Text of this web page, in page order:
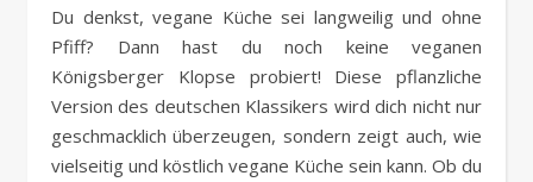
Du denkst, vegane Küche sei langweilig und ohne
Pfiff? Dann hast du noch keine veganen
Königsberger Klopse probiert! Diese pflanzliche
Version des deutschen Klassikers wird dich nicht nur
geschmacklich überzeugen, sondern zeigt auch, wie
vielseitig und köstlich vegane Küche sein kann. Ob du